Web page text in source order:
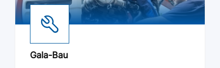
Gala-Bau